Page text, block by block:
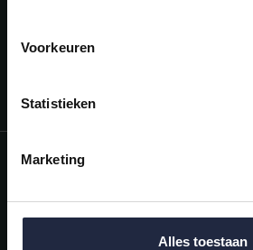
Voorkeuren
Statistieken
Marketing
Alles toestaan
retourneer een artikel.
We helpen je graag. Neem contact
Informatie